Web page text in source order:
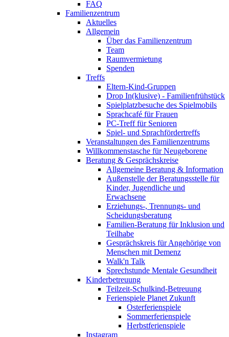
FAQ
Familienzentrum
Aktuelles
Allgemein
Über das Familienzentrum
Team
Raumvermietung
Spenden
Treffs
Eltern-Kind-Gruppen
Drop In(klusive) - Familienfrühstück
Spielplatzbesuche des Spielmobils
Sprachcafé für Frauen
PC-Treff für Senioren
Spiel- und Sprachfördertreffs
Veranstaltungen des Familienzentrums
Willkommenstasche für Neugeborene
Beratung & Gesprächskreise
Allgemeine Beratung & Information
Außenstelle der Beratungsstelle für
Kinder, Jugendliche und
Erwachsene
Erziehungs-, Trennungs- und
Scheidungsberatung
Familien-Beratung für Inklusion und
Teilhabe
Gesprächskreis für Angehörige von
Menschen mit Demenz
Walk'n Talk
Sprechstunde Mentale Gesundheit
Kinderbetreuung
Teilzeit-Schulkind-Betreuung
Ferienspiele Planet Zukunft
Osterferienspiele
Sommerferienspiele
Herbstferienspiele
Instagram